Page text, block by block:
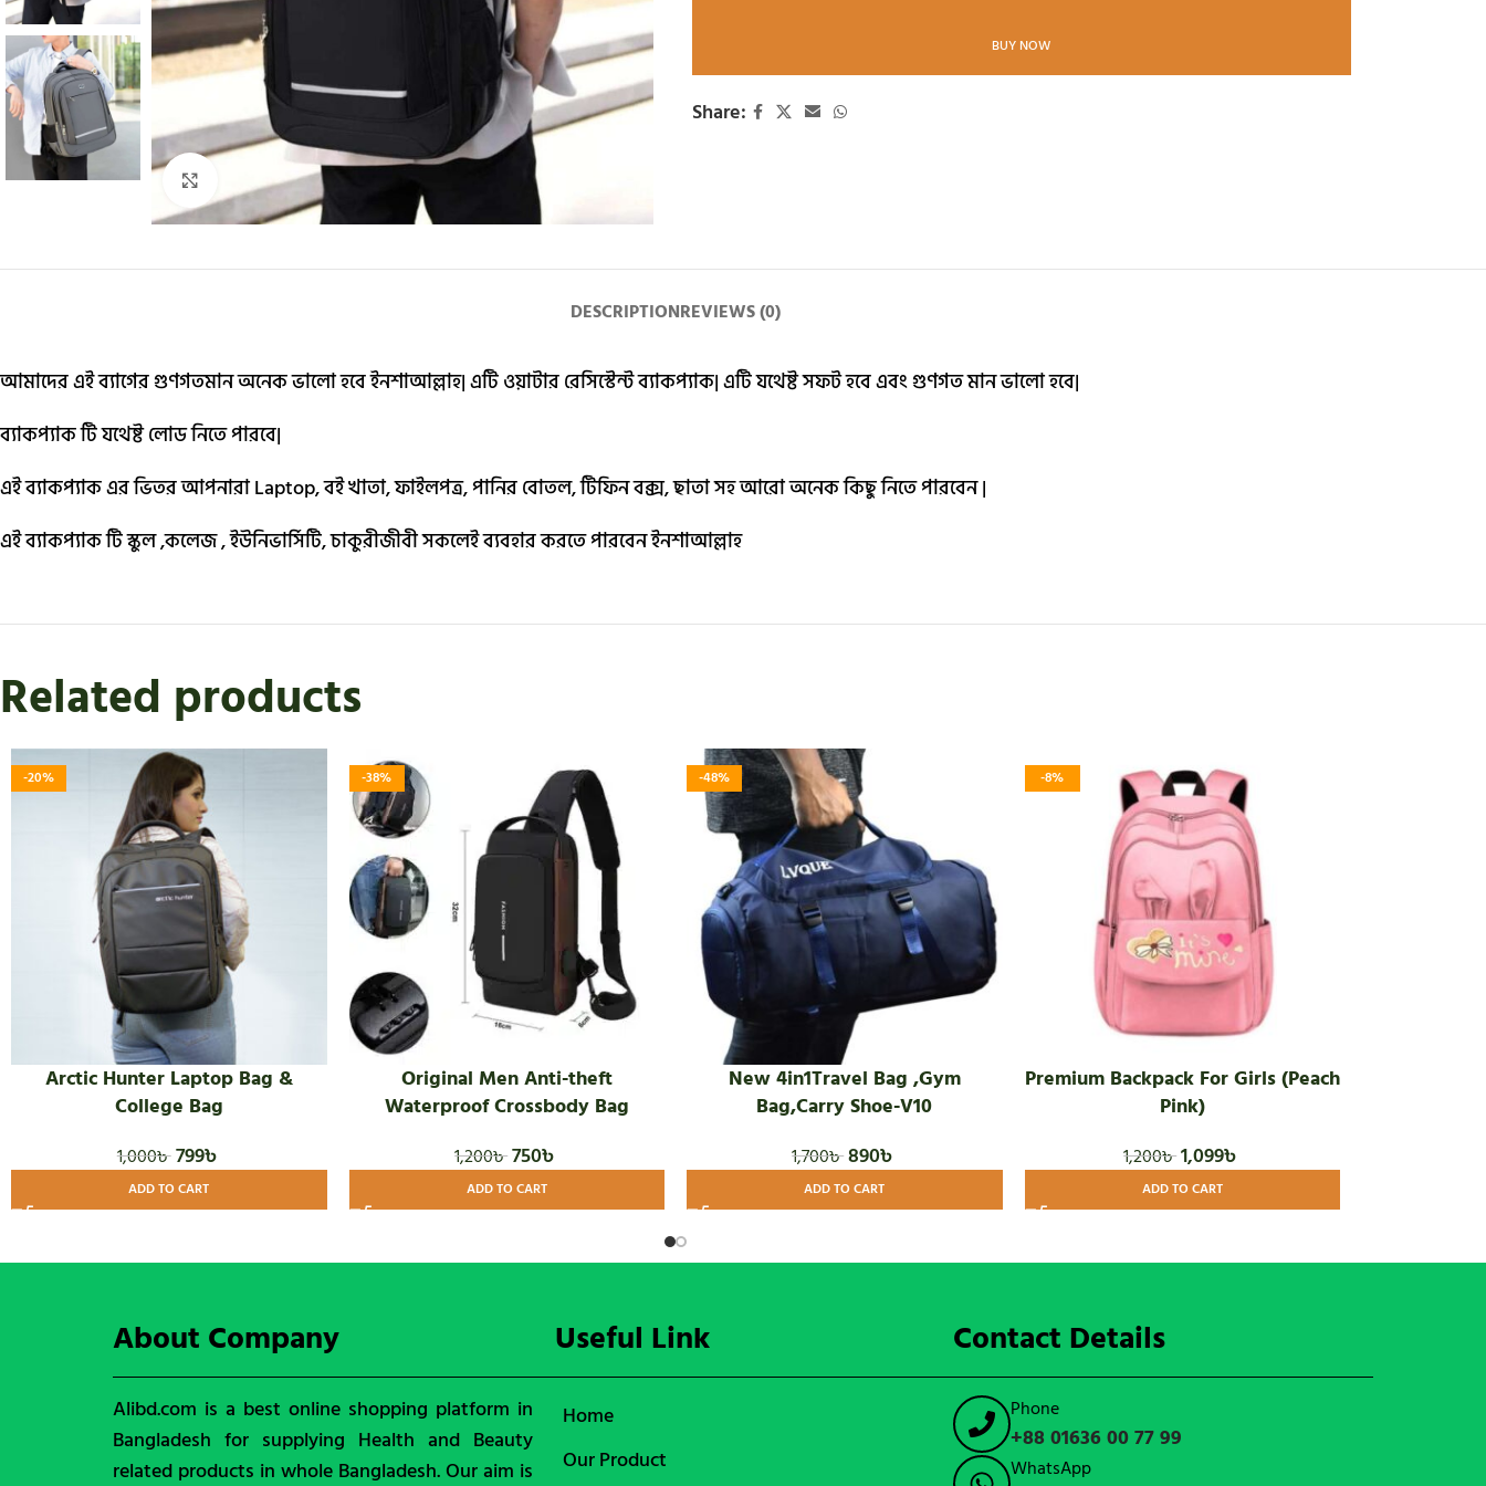
Click to enlarge
BUY NOW
Share:
DESCRIPTIONREVIEWS (0)
আমাদের এই ব্যাগের গুণগতমান অনেক ভালো হবে ইনশাআল্লাহ| এটি ওয়াটার রেসিস্টেন্ট ব্যাকপ্যাক| এটি যথেষ্ট সফট হবে এবং গুণগত মান ভালো হবে|
ব্যাকপ্যাক টি যথেষ্ট লোড নিতে পারবে|
এই ব্যাকপ্যাক এর ভিতর আপনারা Laptop, বই খাতা, ফাইলপত্র, পানির বোতল, টিফিন বক্স, ছাতা সহ আরো অনেক কিছু নিতে পারবেন |
এই ব্যাকপ্যাক টি স্কুল ,কলেজ , ইউনিভার্সিটি, চাকুরীজীবী সকলেই ব্যবহার করতে পারবেন ইনশাআল্লাহ
Related products
-20%
Arctic Hunter Laptop Bag &
College Bag
1,000৳799৳
ADD TO CART
-38%
Original Men Anti-theft
Waterproof Crossbody Bag
1,200৳750৳
ADD TO CART
-48%
New 4in1Travel Bag ,Gym
Bag,Carry Shoe-V10
1,700৳890৳
ADD TO CART
-8%
Premium Backpack For Girls (Peach
Pink)
1,200৳1,099৳
ADD TO CART
About Company
Alibd.com is a best online shopping platform in
Bangladesh for supplying Health and Beauty
related products in whole Bangladesh. Our aim is
Useful Link
Home
Our Product
Contact Details
Phone
+88 01636 00 77 99
WhatsApp